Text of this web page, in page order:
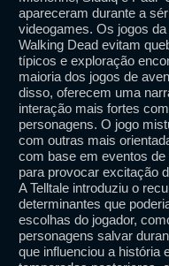
apareceram durante a
videogames. Os jogos
Walking Dead evitam
típicos e exploração
maioria dos jogos de
disso, oferecem uma
interação mais fortes
personagens. O jogo
com outras mais
com base em eventos de
para provocar excitação
A Telltale introduziu o
determinantes que
escolhas do jogador,
personagens salvar
que influenciou a história